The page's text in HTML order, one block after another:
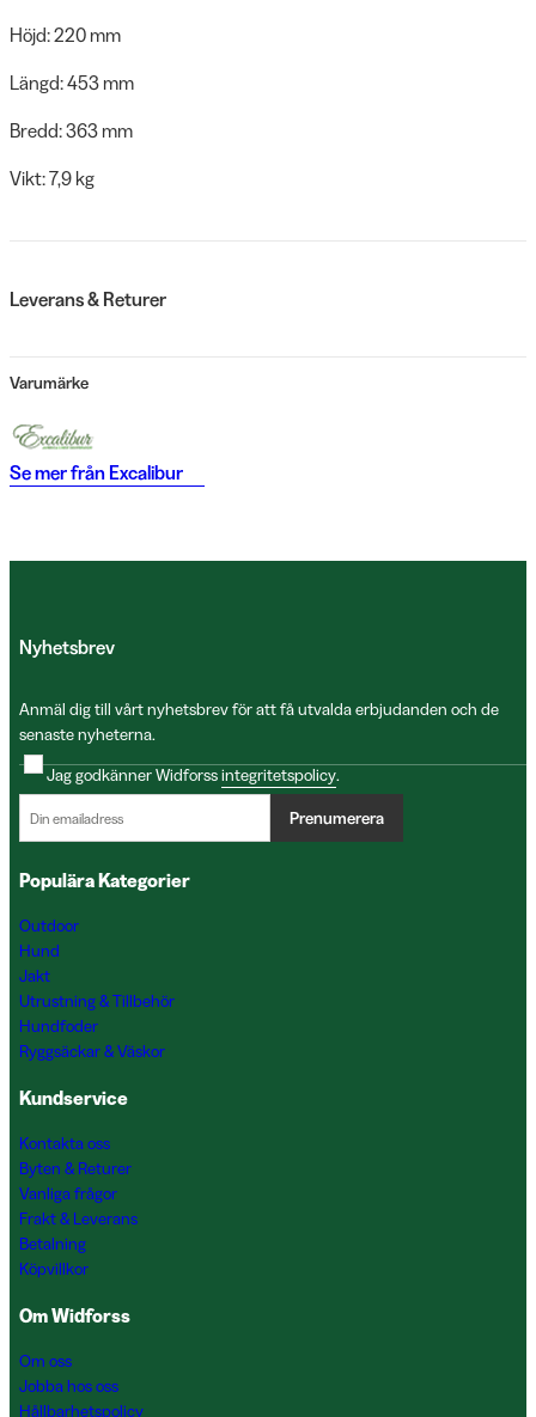
Höjd: 220 mm
Längd: 453 mm
Bredd: 363 mm
Vikt: 7,9 kg
Leverans & Returer
Varumärke
Se mer från Excalibur
Nyhetsbrev
Anmäl dig till vårt nyhetsbrev för att få utvalda erbjudanden och de
senaste nyheterna.
Jag godkänner Widforssintegritetspolicy.
Prenumerera
Populära Kategorier
Outdoor
Hund
Jakt
Utrustning & Tillbehör
Hundfoder
Ryggsäckar & Väskor
Kundservice
Kontakta oss
Byten & Returer
Vanliga frågor
Frakt & Leverans
Betalning
Köpvillkor
Om Widforss
Om oss
Jobba hos oss
Hållbarhetspolicy